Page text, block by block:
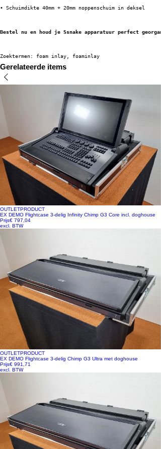
• Schuimdikte 40mm + 20mm noppenschuim in deksel
Bestel nu en houd je Ssnake apparatuur perfect
Zoektermen: foam inlay, foaminlay
Gerelateerde items
OUTLETPRODUCT
EX DEMO Flightcase 3-delig Infinity Chimp G3 Core incl. doghouse
Prijs€ 797,04
excl. BTW
OUTLETPRODUCT
EX DEMO Flightcase 3-delig Chimp G3 Ultra met doghouse
Prijs€ 991,71
excl. BTW